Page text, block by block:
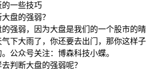
一些技巧
盘的强弱？
强弱，因为大盘是我们的一个股市的晴
下大雨了，你还要去出门，那你这样子
公众号关注：博森科技小蝶。
判断大盘的强弱呢？